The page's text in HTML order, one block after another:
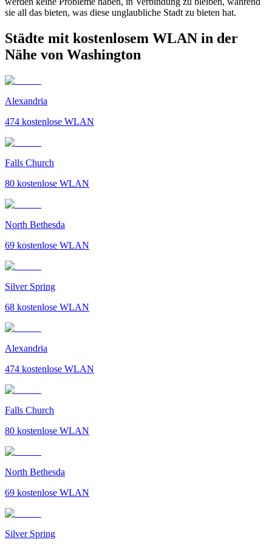
sie all das bieten, was diese unglaubliche Stadt zu bieten hat.
Städte mit kostenlosem WLAN in der
Nähe von Washington
Alexandria
474 kostenlose WLAN
Falls Church
80 kostenlose WLAN
North Bethesda
69 kostenlose WLAN
Silver Spring
68 kostenlose WLAN
Alexandria
474 kostenlose WLAN
Falls Church
80 kostenlose WLAN
North Bethesda
69 kostenlose WLAN
Silver Spring